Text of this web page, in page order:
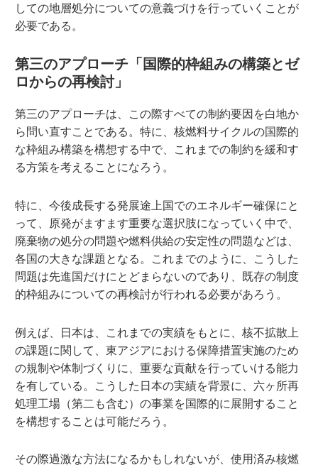
しての地層処分についての意義づけを行っていくことが
必要である。
第三のアプローチ「国際的枠組みの構築とゼ
ロからの再検討」
第三のアプローチは、この際すべての制約要因を白地か
ら問い直すことである。特に、核燃料サイクルの国際的
な枠組み構築を構想する中で、これまでの制約を緩和す
る方策を考えることになろう。
特に、今後成長する発展途上国でのエネルギー確保にと
って、原発がますます重要な選択肢になっていく中で、
廃棄物の処分の問題や燃料供給の安定性の問題などは、
各国の大きな課題となる。これまでのように、こうした
問題は先進国だけにとどまらないのであり、既存の制度
的枠組みについての再検討が行われる必要があろう。
例えば、日本は、これまでの実績をもとに、核不拡散上
の課題に関して、東アジアにおける保障措置実施のため
の規制や体制づくりに、重要な貢献を行っていける能力
を有している。こうした日本の実績を背景に、六ヶ所再
処理工場（第二も含む）の事業を国際的に展開すること
を構想することは可能だろう。
その際過激な方法になるかもしれないが、使用済み核燃